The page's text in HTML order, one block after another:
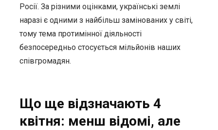
Росії. За різними оцінками, українські землі
наразі є одними з найбільш замінованих у світі,
тому тема протимінної діяльності
безпосередньо стосується мільйонів наших
співгромадян.
Що ще відзначають 4
квітня: менш відомі, але